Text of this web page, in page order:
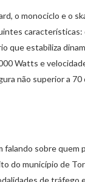
o monociclo e o
características:
que estabiliza
Watts e
não superior a
sobre quem
do município de